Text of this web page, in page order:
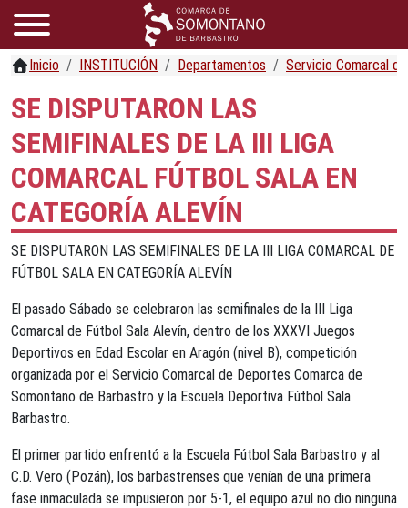
Inicio INSTITUCIÓN Departamentos Servicio Comarcal
SE DISPUTARON LAS
SEMIFINALES DE LA III LIGA
COMARCAL FÚTBOL SALA EN
CATEGORÍA ALEVÍN
SE DISPUTARON LAS SEMIFINALES DE LA III LIGA COMARCAL DE
FÚTBOL SALA EN CATEGORÍA ALEVÍN
El pasado Sábado se celebraron las semifinales de la III Liga
Comarcal de Fútbol Sala Alevín, dentro de los XXXVI Juegos
Deportivos en Edad Escolar en Aragón (nivel B), competición
organizada por el Servicio Comarcal de Deportes Comarca de
Somontano de Barbastro y la Escuela Deportiva Fútbol Sala
Barbastro.
El primer partido enfrentó a la Escuela Fútbol Sala Barbastro y al
C.D. Vero (Pozán), los barbastrenses que venían de una primera
fase inmaculada se impusieron por 5-1, el equipo azul no dio ninguna